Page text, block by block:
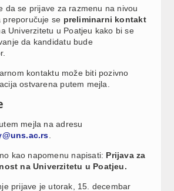
da se prijave za razmenu na nivou
preporučuje se preliminarni kontakt
Univerzitetu u Poatjeu kako bi se
da kandidatu bude
kontaktu može biti pozivno
ostvarena putem mejla.
mejla na adresu
kao napomenu napisati: Prijava za
na Univerzitetu u Poatjeu.
prijave je utorak, 15. decembar